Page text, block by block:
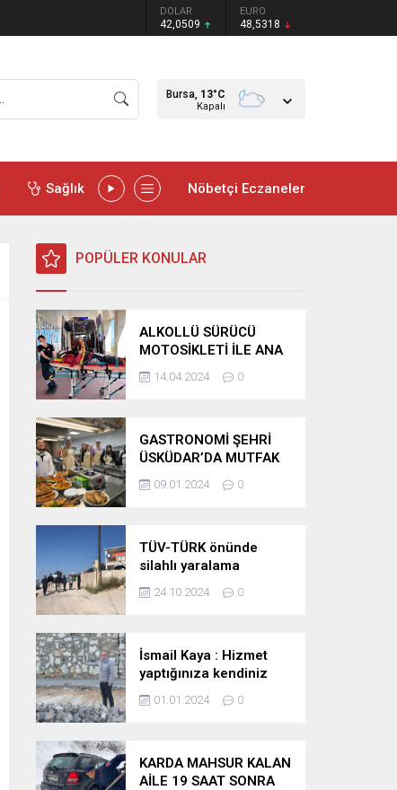
DOLAR
42,0509
EURO
48,5318
Bursa, 13°C
Kapalı
Sağlık Nöbetçi Eczaneler
POPÜLER KONULAR
ALKOLLÜ SÜRÜCÜ
MOTOSİKLETİ İLE ANA
YOLA ÇIKTI REFÜJE
SAVRULDU
14.04.2024 0
GASTRONOMİ ŞEHRİ
ÜSKÜDAR’DA MUTFAK
SANATLARI AKADEMİSİ
AÇILDI
09.01.2024 0
TÜV-TÜRK önünde
silahlı yaralama
24.10.2024 0
İsmail Kaya : Hizmet
yaptığınıza kendiniz
inanıyormusunuz ?
01.01.2024 0
KARDA MAHSUR KALAN
AİLE 19 SAAT SONRA